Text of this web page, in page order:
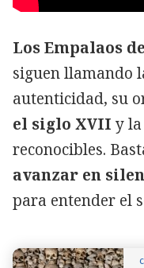
Los Empalaos
siguen llamando
autenticidad, su
el siglo XVII y
reconocibles.
avanzar en
para entender el